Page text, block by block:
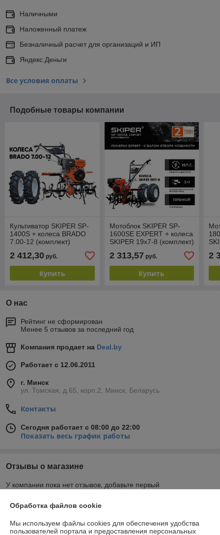
Наличными
Наложенный платеж
Безналичный расчет для организаций и ИП
Яндекс.Деньги
Все условия оплаты
Подобные товары компании
Культиватор SKIPER SP-
1400S + колеса BRADO
7.00-12 (комплект)
2 412,30 руб.
Купить
Мотоблок SKIPER SP-
1600SE EXPERT + колеса
SKIPER 19х7-8 (комплект)
2 313,57 руб.
Купить
2
О нас
Рейтинг не сформирован
Менее 5 отзывов за последний год
Компания продает на Deal.by
Работает с 12.06.2011
г. Минск
ул. Томская, д.65, корп.2, Минск, Беларусь
Контакты
Сегодня работает с 08:00 до 22:00
Показать весь график работы
Отзывы о магазине
У компании пока нет отзывов, добавьте первый
Обработка файлов cookie
Мы используем файлы cookies для обеспечения удобства
пользователей портала и предоставления персональных